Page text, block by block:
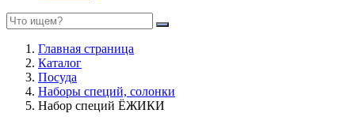
Главная страница
Каталог
Посуда
Наборы специй, солонки
Набор специй ЁЖИКИ